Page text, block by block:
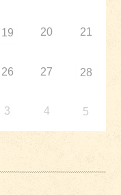
19 20 21
26 27 28
3 4 5